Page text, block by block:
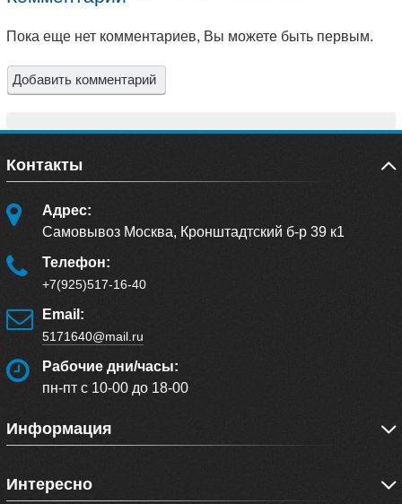
Пока еще нет комментариев, Вы можете быть первым.
Добавить комментарий
Контакты
Адрес:
Самовывоз Москва, Кронштадтский б-р 39 к1
Телефон:
+7(925)517-16-40
Email:
5171640@mail.ru
Рабочие дни/часы:
пн-пт с 10-00 до 18-00
Информация
Интересно